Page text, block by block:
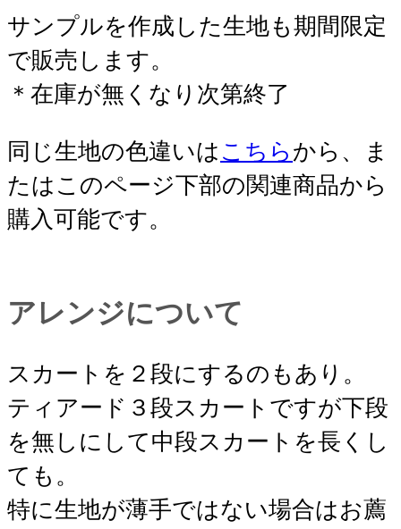
サンプルを作成した生地も期間限定
で販売します。
＊在庫が無くなり次第終了
同じ生地の色違いは こちら から、ま
たはこのページ下部の関連商品から
購入可能です。
アレンジについて
スカートを２段にするのもあり。
ティアード３段スカートですが下段
を無しにして中段スカートを長くし
ても。
特に生地が薄手ではない場合はお薦